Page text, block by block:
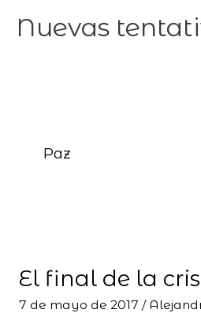
Nuevas
Paz
El final de la
7 de mayo de 2017 /
de
la